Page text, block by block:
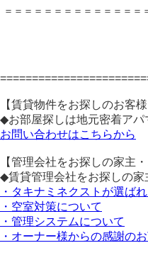
＝＝＝＝＝＝＝＝＝＝＝＝＝＝
【賃貸物件をお探しのお客様
◆お部屋探しは地元密着ア
お問い合わせはこちらから
【管理会社をお探しの家主
◆賃貸管理会社をお探しの
・タキナミネクストが選ば
・空室対策について
・管理システムについて
・オーナー様からの感謝の